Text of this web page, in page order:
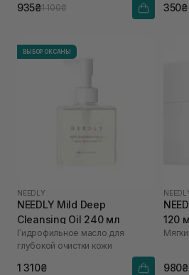
935₴1 100₴ 350₴
ВЫБОР ОКСАНЫ
NEEDLY
NEEDLY Mild Deep
Cleansing Oil 240 мл
Гидрофильное масло для
глубокой очистки кожи
1 310₴
120
980₴